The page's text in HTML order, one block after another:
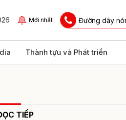
Mới nhất Đường dây
Thành tựu và Phát triển
TIẾP